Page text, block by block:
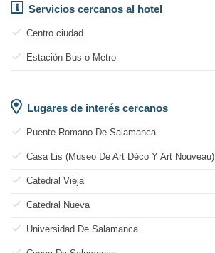
Servicios cercanos al hotel
Centro ciudad
Estación Bus o Metro
Lugares de interés cercanos
Puente Romano De Salamanca
Casa Lis (Museo De Art Déco Y Art Nouveau)
Catedral Vieja
Catedral Nueva
Universidad De Salamanca